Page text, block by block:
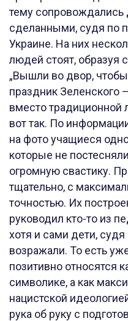
тему
сделанными, судя по
Украине. На них
людей стоят, образуя
„Вышли во двор,
праздник
вместо традиционной
вот так. По
на фото учащиеся
которые не
огромную свастику.
тщательно, с
точностью. Их
руководил кто-то из
хотя и сами дети,
возражали. То есть
позитивно относятся
символике, а как
нацистской
рука об руку с